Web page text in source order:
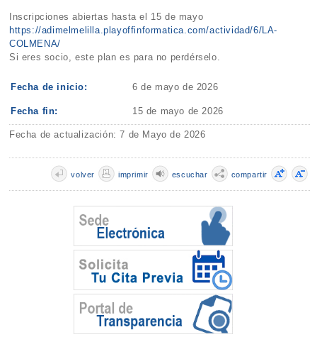
Inscripciones abiertas hasta el 15 de mayo
https://adimelmelilla.playoffinformatica.com/actividad/6/LA-
COLMENA/
Si eres socio, este plan es para no perdérselo.
Fecha de inicio: 6 de mayo de 2026
Fecha fin: 15 de mayo de 2026
Fecha de actualización: 7 de Mayo de 2026
compartir
escuchar
imprimir
volver